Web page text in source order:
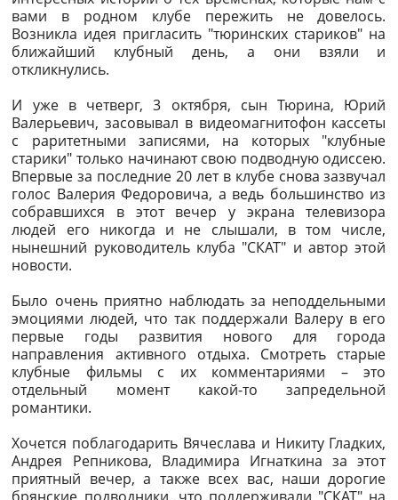
вами в родном клубе пережить не довелось.
Возникла идея пригласить "тюринских стариков" на
ближайший клубный день, а они взяли и
откликнулись.
И уже в четверг, 3 октября, сын Тюрина, Юрий
Валерьевич, засовывал в видеомагнитофон кассеты
с раритетными записями, на которых "клубные
старики" только начинают свою подводную одиссею.
Впервые за последние 20 лет в клубе снова зазвучал
голос Валерия Федоровича, а ведь большинство из
собравшихся в этот вечер у экрана телевизора
людей его никогда и не слышали, в том числе,
нынешний руководитель клуба "СКАТ" и автор этой
новости.
Было очень приятно наблюдать за неподдельными
эмоциями людей, что так поддержали Валеру в его
первые годы развития нового для города
направления активного отдыха. Смотреть старые
клубные фильмы с их комментариями – это
отдельный момент какой-то запредельной
романтики.
Хочется поблагодарить Вячеслава и Никиту Гладких,
Андрея Репникова, Владимира Игнаткина за этот
приятный вечер, а также всех вас, наши дорогие